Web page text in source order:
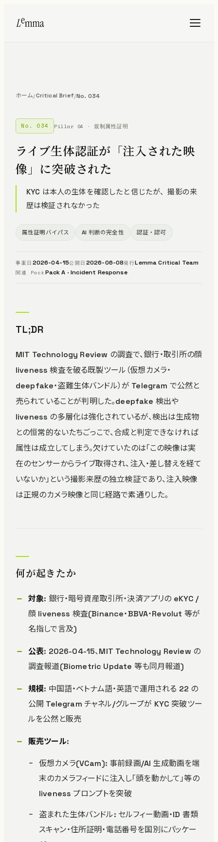
ホーム/Critical Brief/No. 034
No. 034 Pillar 04 · 規制属性証明
ライブ生体認証が「注入された映
像」に突破された
KYC は本人の生体を確認したと信じたが、撮影の来
歴は検証されなかった
属性証明バイパス AI 判断の完全性 認証・認可
事案日 2026-04-15公開日 2026-06-08発行Lemma Critical Team
関連 Pack Pack A · Incident Response
TL;DR
MIT Technology Review の調査で、銀行・取引所の顔
liveness 検査を破る既製ツール（仮想カメラ・
deepfake・盗難生体バンドル）が Telegram で公然と
売られていることが判明した。deepfake 検出や
liveness の多層化は強化されているが、検出は生成物
との恒常的ないたちごっこで、合成と判定できなければ
属性は成立してしまう。欠けていたのは「この映像は実
在のセンサーからライブ取得され、注入・差し替えを経て
いないか」という撮影来歴の独立検証であり、注入映像
は正規のカメラ映像と同じ経路で素通りした。
何が起きたか
対象: 銀行・暗号資産取引所・決済アプリの eKYC /
顔 liveness 検査(Binance・BBVA・Revolut 等が
名指しで言及)
公表: 2026-04-15、MIT Technology Review の
調査報道(Biometric Update 等も同月報道)
規模: 中国語・ベトナム語・英語で運用される 22 の
公開 Telegram チャネル/グループが KYC 突破ツー
ルを公然と販売
販売ツール:
仮想カメラ(VCam): 事前録画/AI 生成動画を端
末のカメラフィードに注入し「頭を動かして」等の
liveness プロンプトを突破
盗まれた生体バンドル: セルフィー動画・ID 書類
スキャン・住所証明・電話番号を国別にパッケー